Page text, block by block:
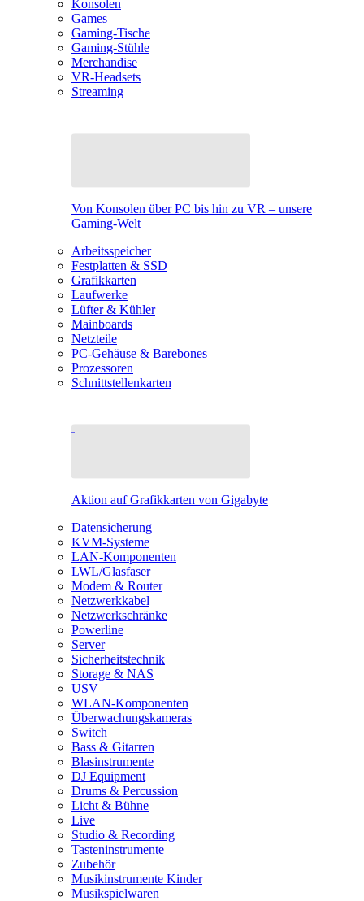
Konsolen
Games
Gaming-Tische
Gaming-Stühle
Merchandise
VR-Headsets
Streaming
Von Konsolen über PC bis hin zu VR – unsere
Gaming-Welt
Arbeitsspeicher
Festplatten & SSD
Grafikkarten
Laufwerke
Lüfter & Kühler
Mainboards
Netzteile
PC-Gehäuse & Barebones
Prozessoren
Schnittstellenkarten
Aktion auf Grafikkarten von Gigabyte
Datensicherung
KVM-Systeme
LAN-Komponenten
LWL/Glasfaser
Modem & Router
Netzwerkkabel
Netzwerkschränke
Powerline
Server
Sicherheitstechnik
Storage & NAS
USV
WLAN-Komponenten
Überwachungskameras
Switch
Bass & Gitarren
Blasinstrumente
DJ Equipment
Drums & Percussion
Licht & Bühne
Live
Studio & Recording
Tasteninstrumente
Zubehör
Musikinstrumente Kinder
Musikspielwaren